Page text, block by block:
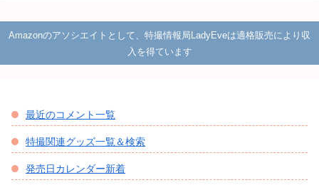
Amazonのアソシエイトとして、特撮情報局LadyEveは適格販売により収
入を得ています
最近のコメント一覧
特撮関連グッズ一覧＆検索
発売日カレンダー新着